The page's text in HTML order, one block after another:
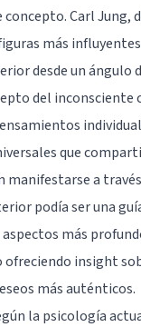
Carl Jung,
más
desde un ángulo
del inconsciente
que
manifestarse a
podía ser una
más
ofreciendo insight
más auténticos.
la psicología